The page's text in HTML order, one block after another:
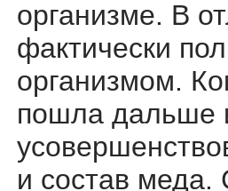
организме. В
фактически
организмом.
пошла дальше
и состав меда.